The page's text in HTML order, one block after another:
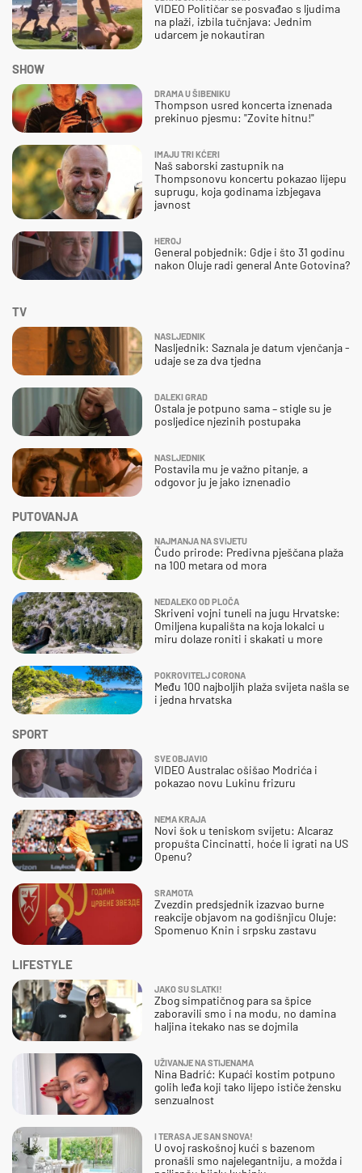
VIDEO Političar se posvađao s ljudima
na plaži, izbila tučnjava: Jednim
udarcem je nokautiran
SHOW
DRAMA U ŠIBENIKU
Thompson usred koncerta iznenada
prekinuo pjesmu: "Zovite hitnu!"
IMAJU TRI KĆERI
Naš saborski zastupnik na
Thompsonovu koncertu pokazao lijepu
suprugu, koja godinama izbjegava
javnost
HEROJ
General pobjednik: Gdje i što 31 godinu
nakon Oluje radi general Ante Gotovina?
SPORT
SVE OBJAVIO
VIDEO Australac ošišao Modrića i
pokazao novu Lukinu frizuru
NEMA KRAJA
Novi šok u teniskom svijetu: Alcaraz
propušta Cincinatti, hoće li igrati na US
Openu?
SRAMOTA
Zvezdin predsjednik izazvao burne
reakcije objavom na godišnjicu Oluje:
Spomenuo Knin i srpsku zastavu
TV
NASLJEDNIK
Nasljednik: Saznala je datum vjenčanja -
udaje se za dva tjedna
DALEKI GRAD
Ostala je potpuno sama – stigle su je
posljedice njezinih postupaka
NASLJEDNIK
Postavila mu je važno pitanje, a
odgovor ju je jako iznenadio
PUTOVANJA
NAJMANJA NA SVIJETU
Čudo prirode: Predivna pješčana plaža
na 100 metara od mora
NEDALEKO OD PLOČA
Skriveni vojni tuneli na jugu Hrvatske:
Omiljena kupališta na koja lokalci u
miru dolaze roniti i skakati u more
POKROVITELJ CORONA
Među 100 najboljih plaža svijeta našla se
i jedna hrvatska
LIFESTYLE
JAKO SU SLATKI!
Zbog simpatičnog para sa špice
zaboravili smo i na modu, no damina
haljina itekako nas se dojmila
UŽIVANJE NA STIJENAMA
Nina Badrić: Kupaći kostim potpuno
golih leđa koji tako lijepo ističe žensku
senzualnost
I TERASA JE SAN SNOVA!
U ovoj raskošnoj kući s bazenom
pronašli smo najelegantniju, a možda i